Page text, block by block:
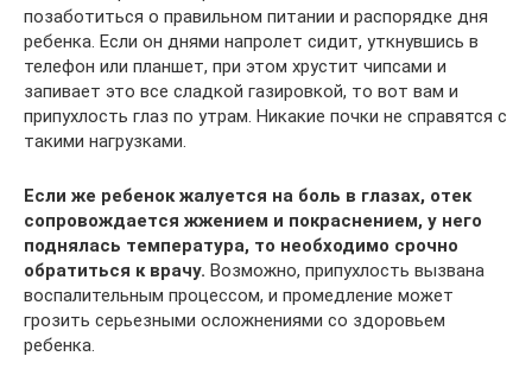
позаботиться о правильном питании и распорядке дня
ребенка. Если он днями напролет сидит, уткнувшись в
телефон или планшет, при этом хрустит чипсами и
запивает это все сладкой газировкой, то вот вам и
припухлость глаз по утрам. Никакие почки не справятся с
такими нагрузками.
Если же ребенок жалуется на боль в глазах, отек
сопровождается жжением и покраснением, у него
поднялась температура, то необходимо срочно
обратиться к врачу. Возможно, припухлость вызвана
воспалительным процессом, и промедление может
грозить серьезными осложнениями со здоровьем
ребенка.